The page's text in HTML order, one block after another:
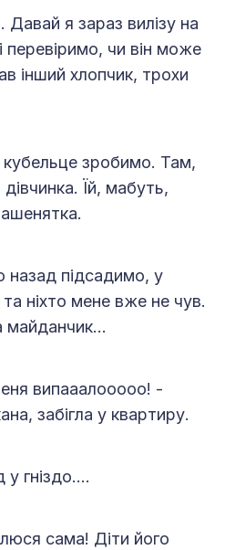
Давай я зараз вилізу на
перевіримо, чи він може
інший хлопчик, трохи
зробимо. Там,
дівчинка. Їй, мабуть,
назад підсадимо, у
ніхто мене вже не чув.
майданчик…
випааалооооо! -
забігла у квартиру.
у гніздо….
сама! Діти його